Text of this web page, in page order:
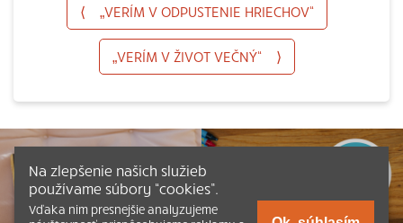
⟨ „VERÍM V ODPUSTENIE HRIECHOV“
„VERÍM V ŽIVOT VEČNÝ“ ⟩
Na zlepšenie našich služieb
používame súbory “cookies”.
Vďaka nim presnejšie analyzujeme